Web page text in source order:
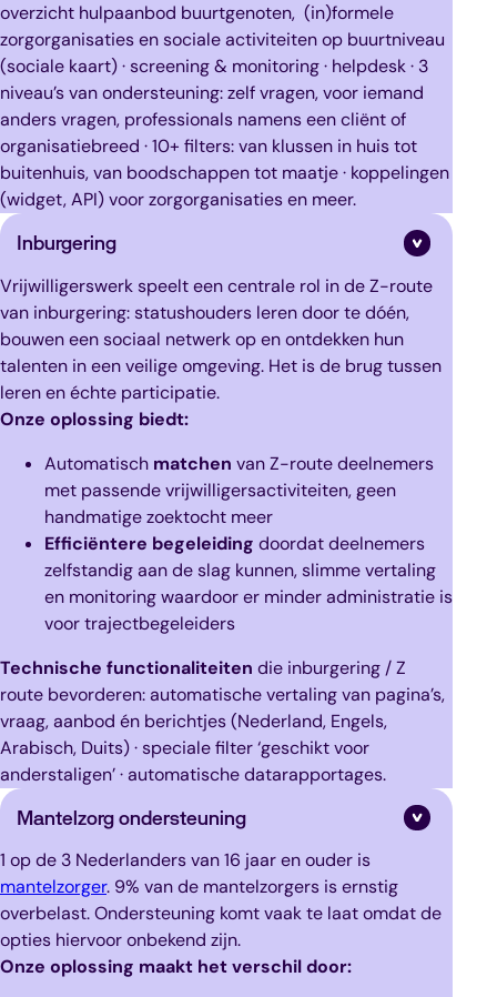
overzicht hulpaanbod buurtgenoten, (in)formele
zorgorganisaties en sociale activiteiten op buurtniveau
(sociale kaart) · screening & monitoring · helpdesk · 3
niveau’s van ondersteuning: zelf vragen, voor iemand
anders vragen, professionals namens een cliënt of
organisatiebreed · 10+ filters: van klussen in huis tot
buitenhuis, van boodschappen tot maatje · koppelingen
(widget, API) voor zorgorganisaties en meer.
Inburgering
Vrijwilligerswerk speelt een centrale rol in de Z-route
van inburgering: statushouders leren door te dóén,
bouwen een sociaal netwerk op en ontdekken hun
talenten in een veilige omgeving. Het is de brug tussen
leren en échte participatie.
Onze oplossing biedt:
Automatisch matchen van Z-route deelnemers
met passende vrijwilligersactiviteiten, geen
handmatige zoektocht meer
Efficiëntere begeleiding doordat deelnemers
zelfstandig aan de slag kunnen, slimme vertaling
en monitoring waardoor er minder administratie is
voor trajectbegeleiders
Technische functionaliteiten die inburgering / Z
route bevorderen: automatische vertaling van pagina’s,
vraag, aanbod én berichtjes (Nederland, Engels,
Arabisch, Duits) · speciale filter ‘geschikt voor
anderstaligen’ · automatische datarapportages.
Mantelzorg ondersteuning
1 op de 3 Nederlanders van 16 jaar en ouder is
mantelzorger. 9% van de mantelzorgers is ernstig
overbelast. Ondersteuning komt vaak te laat omdat de
opties hiervoor onbekend zijn.
Onze oplossing maakt het verschil door: